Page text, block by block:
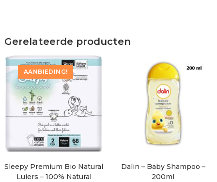
Gerelateerde producten
AANBIEDING!
Sleepy Premium Bio Natural
Luiers – 100% Natural
Dalin – Baby Shampoo –
200ml